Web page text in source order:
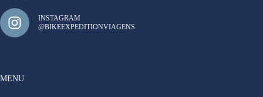
INSTAGRAM
@BIKEEXPEDITIONVIAGENS
MENU